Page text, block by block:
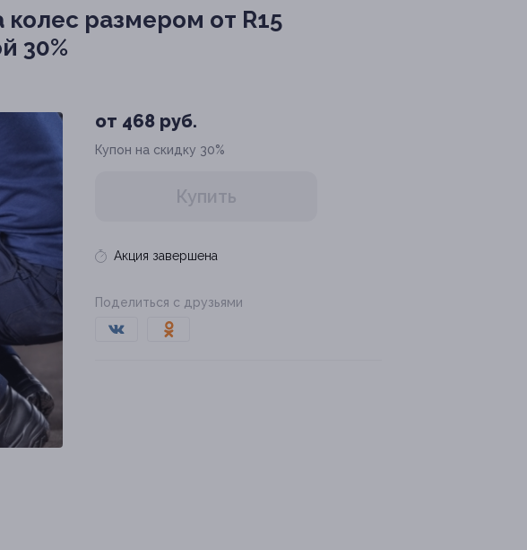
размером от R15
30%
от 468 руб.
Купон на скидку 30%
Купить
Акция завершена
Поделиться с друзьями